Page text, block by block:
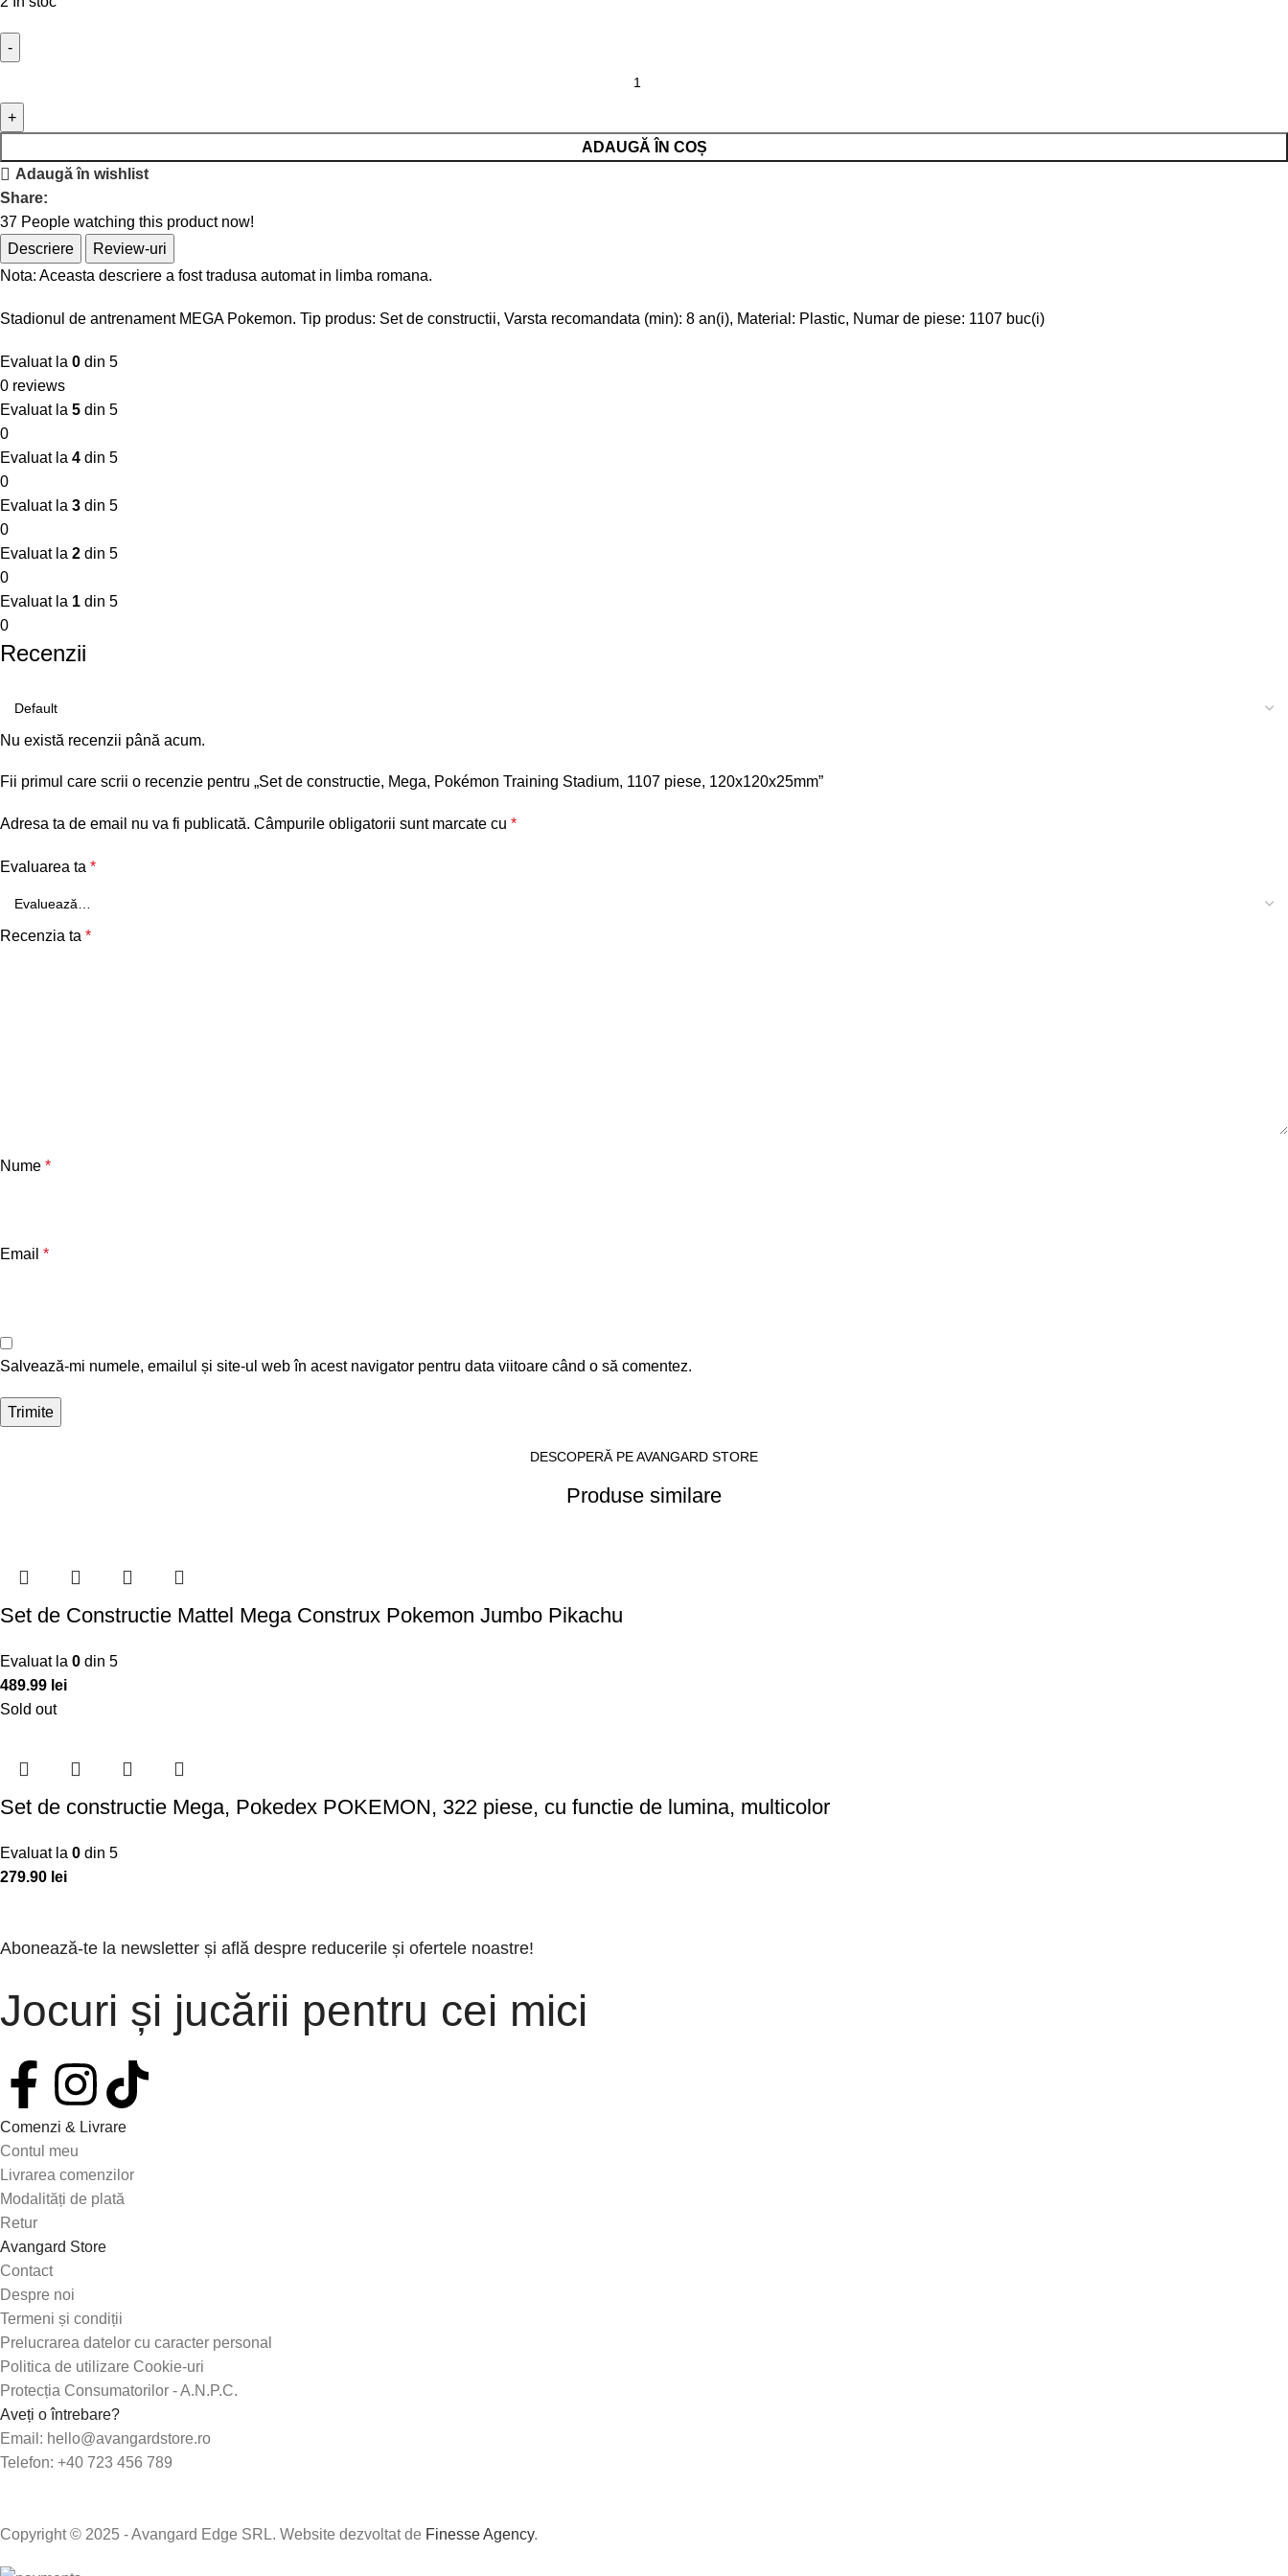
ADAUGĂ ÎN COȘ
Adaugă în wishlist
Share:
37 People watching this product now!
Descriere
Review-uri
Nota: Aceasta descriere a fost tradusa automat in limba romana.
Stadionul de antrenament MEGA Pokemon. Tip produs: Set de constructii, Varsta recomandata (min): 8 an(i), Material: Plastic, Numar de piese: 1107 buc(i)
Evaluat la 0 din 5
0 reviews
Evaluat la 5 din 5
0
Evaluat la 4 din 5
0
Evaluat la 3 din 5
0
Evaluat la 2 din 5
0
Evaluat la 1 din 5
0
Recenzii
Nu există recenzii până acum.
Fii primul care scrii o recenzie pentru „Set de constructie, Mega, Pokémon Training Stadium, 1107 piese, 120x120x25mm”
Adresa ta de email nu va fi publicată. Câmpurile obligatorii sunt marcate cu *
Evaluarea ta *
Recenzia ta *
Nume *
Email *
Salvează-mi numele, emailul și site-ul web în acest navigator pentru data viitoare când o să comentez.
DESCOPERĂ PE AVANGARD STORE
Produse similare
Set de Constructie Mattel Mega Construx Pokemon Jumbo Pikachu
Evaluat la 0 din 5
489.99 lei
Sold out
Set de constructie Mega, Pokedex POKEMON, 322 piese, cu functie de lumina, multicolor
Evaluat la 0 din 5
279.90 lei
Abonează-te la newsletter și află despre reducerile și ofertele noastre!
Jocuri și jucării pentru cei mici
Comenzi & Livrare
Contul meu
Livrarea comenzilor
Modalități de plată
Retur
Avangard Store
Contact
Despre noi
Termeni și condiții
Prelucrarea datelor cu caracter personal
Politica de utilizare Cookie-uri
Protecția Consumatorilor - A.N.P.C.
Aveți o întrebare?
Email: hello@avangardstore.ro
Telefon: +40 723 456 789
Copyright © 2025 - Avangard Edge SRL. Website dezvoltat de Finesse Agency.